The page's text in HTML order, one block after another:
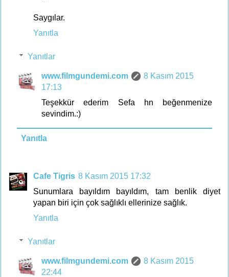
Saygılar.
Yanıtla
Yanıtlar
www.filmgundemi.com
8 Kasım 2015
17:13
Teşekkür ederim Sefa hn beğenmenize
sevindim.:)
Yanıtla
Cafe Tigris 8 Kasım 2015 17:32
Sunumlara bayıldım bayıldım, tam benlik diyet
yapan biri için çok sağlıklı ellerinize sağlık.
Yanıtla
Yanıtlar
www.filmgundemi.com
8 Kasım 2015
22:44